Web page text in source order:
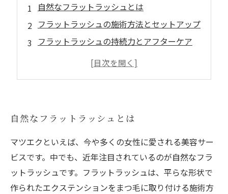
自然なフラットラッシュとは
フラットラッシュの施術方法とセットアップ
フラットラッシュの持続力とアフターケア
フラットラッシュ施術に必要な技術と知識
自然なフラットラッシュとは
マツエクといえば、今や多くの女性に愛される美容サー
ビスです。中でも、近年注目されているのが自然なフラ
ットラッシュです。フラットラッシュは、平らな形状で
作られたエクステンションをまつ毛に取り付ける施術方